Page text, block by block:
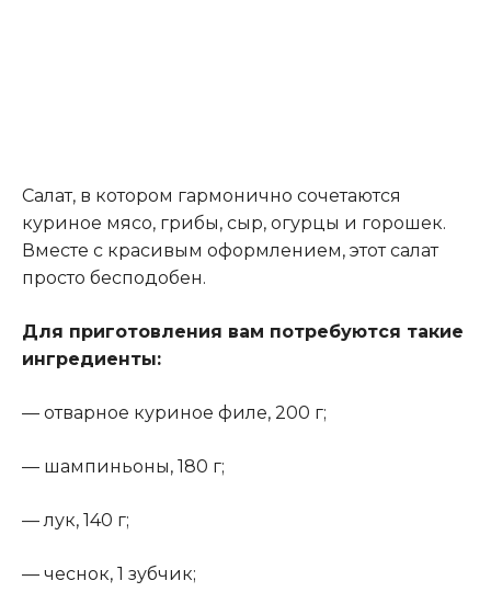
Салат, в котором гармонично сочетаются
куриное мясо, грибы, сыр, огурцы и горошек.
Вместе с красивым оформлением, этот салат
просто бесподобен.
Для приготовления вам потребуются такие
ингредиенты:
— отварное куриное филе, 200 г;
— шампиньоны, 180 г;
— лук, 140 г;
— чеснок, 1 зубчик;